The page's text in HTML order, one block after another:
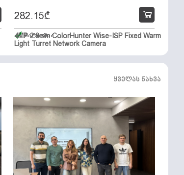
4MP 2.8mm ColorHunter Wise-ISP Fixed Warm
Light Turret Network Camera
282.15₾
მარაგშია
ყველას ნახვა